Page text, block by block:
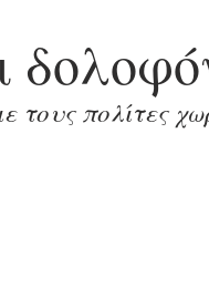
Νέα Τάξη
πολίτες